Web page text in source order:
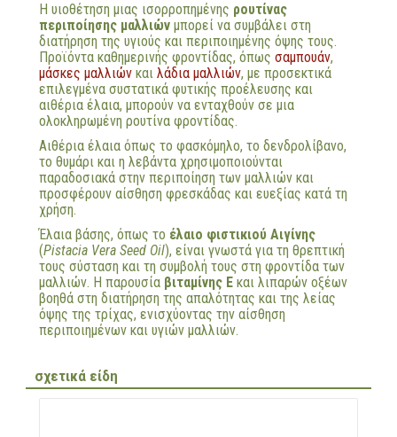
Η υιοθέτηση μιας ισορροπημένης ρουτίνας
περιποίησης μαλλιών μπορεί να συμβάλει στη
διατήρηση της υγιούς και περιποιημένης όψης τους.
Προϊόντα καθημερινής φροντίδας, όπως σαμπουάν,
μάσκες μαλλιών και λάδια μαλλιών, με προσεκτικά
επιλεγμένα συστατικά φυτικής προέλευσης και
αιθέρια έλαια, μπορούν να ενταχθούν σε μια
ολοκληρωμένη ρουτίνα φροντίδας.
Αιθέρια έλαια όπως το φασκόμηλο, το δενδρολίβανο,
το θυμάρι και η λεβάντα χρησιμοποιούνται
παραδοσιακά στην περιποίηση των μαλλιών και
προσφέρουν αίσθηση φρεσκάδας και ευεξίας κατά τη
χρήση.
Έλαια βάσης, όπως το έλαιο φιστικιού Αιγίνης
(Pistacia Vera Seed Oil), είναι γνωστά για τη θρεπτική
τους σύσταση και τη συμβολή τους στη φροντίδα των
μαλλιών. Η παρουσία βιταμίνης Ε και λιπαρών οξέων
βοηθά στη διατήρηση της απαλότητας και της λείας
όψης της τρίχας, ενισχύοντας την αίσθηση
περιποιημένων και υγιών μαλλιών.
σχετικά είδη